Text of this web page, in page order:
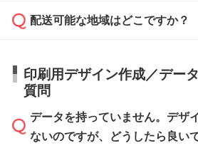
タッフまでお問い合わせくだ
ル」に注文予定日をご入力い
その締切日や出荷目安をご確認
応が可能かご案内いたします。
す。>>対象商品はこちら
※最短出荷日は商品によって異
品ページにてご確認ください
はできかねますので予めご了承
商品によって異なります。各ペ
す。(白箱、化粧箱、ブリスタ
【袋入り】 商品がひとつずつ
す。(透明袋、デザイン袋など)
【個包装なし】 個包装がされ
配送可能な地域はどこですか？
日本全国へお届けが可能です。
直接納品は行っておりません
ださい。
印刷用デザイン作成／デー
質問
データを持っていません。デザ
ないのですが、どうしたら良い